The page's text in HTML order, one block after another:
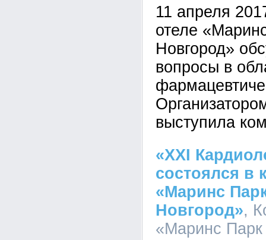
11 апреля
отеле
Новгород»
вопросы в
выступила
«XXI
состоялся в
«Маринс
Новгород»,
«Маринс